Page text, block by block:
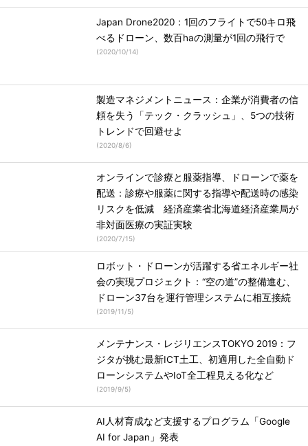
Japan Drone2020：1回のフライトで50キロ飛
べるドローン、数百haの測量が1回の飛行で
(2020/10/14)
製造マネジメントニュース：企業が消費者の信
頼を失う「テック・クラッシュ」、5つの技術
トレンドで回避せよ
(2020/8/6)
オンラインで診療と服薬指導、ドローンで薬を
配送：診療や服薬に関する指導や配送時の感染
リスクを低減 経済産業省北海道経済産業局が
非対面医療の実証実験
(2020/7/15)
ロボット・ドローンが活躍する省エネルギー社
会の実現プロジェクト：“空の道”の整備進む、
ドローン37台を運行管理システムに相互接続
(2019/11/5)
メンテナンス・レジリエンスTOKYO 2019：フ
ジタが挑む最新ICT土工、初適用した全自動ド
ローンシステムやIoT全工程見える化など
(2019/9/5)
AI人材育成など支援するプログラム「Google
AI for Japan」発表